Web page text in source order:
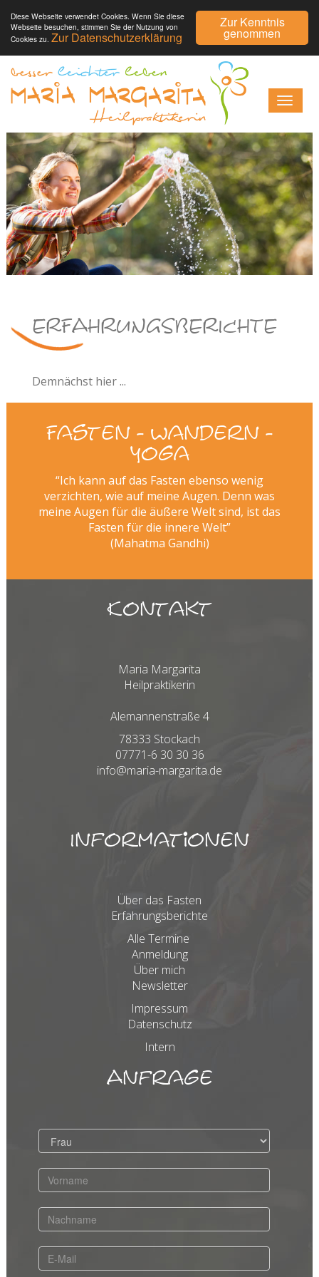
Zur Kenntnis
genommen
Diese Webseite verwendet Cookies. Wenn Sie diese
Webseite besuchen, stimmen Sie der Nutzung von
Cookies zu. Zur Datenschutzerklärung
ERFAHRUNGSBERICHTE
Demnächst hier ...
Fasten - Wandern -
Yoga
“Ich kann auf das Fasten ebenso wenig
verzichten, wie auf meine Augen. Denn was
meine Augen für die äußere Welt sind, ist das
Fasten für die innere Welt”
(Mahatma Gandhi)
Kontakt
Maria Margarita
Heilpraktikerin
Alemannenstraße 4
78333 Stockach
07771-6 30 30 36
info@maria-margarita.de
Informationen
Über das Fasten
Erfahrungsberichte
Alle Termine
Anmeldung
Über mich
Newsletter
Impressum
Datenschutz
Intern
Anfrage